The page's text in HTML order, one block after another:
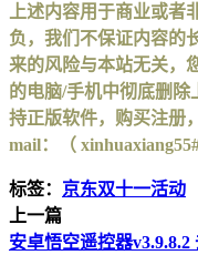
上述内容用于商业或者
负，我们不保证内容的
来的风险与本站无关，
的电脑/手机中彻底删
持正版软件，购买注册
mail：（
标签： 京东双十一活动
上一篇
安卓悟空遥控器v3.9.8.2